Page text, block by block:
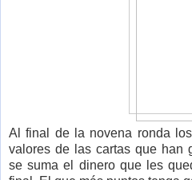
Al final de la novena ronda
valores de las cartas que han
se suma el dinero que les